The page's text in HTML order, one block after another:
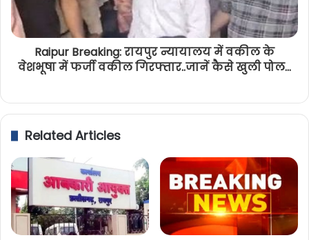
Raipur Breaking: रायपुर न्यायालय में वकील के
वेशभूषा में फर्जी वकील गिरफ्तार..जानें कैसे खुली पोल...
Related Articles